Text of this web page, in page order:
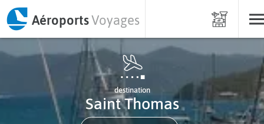
AéroportsVoyages
destination
Saint Thomas